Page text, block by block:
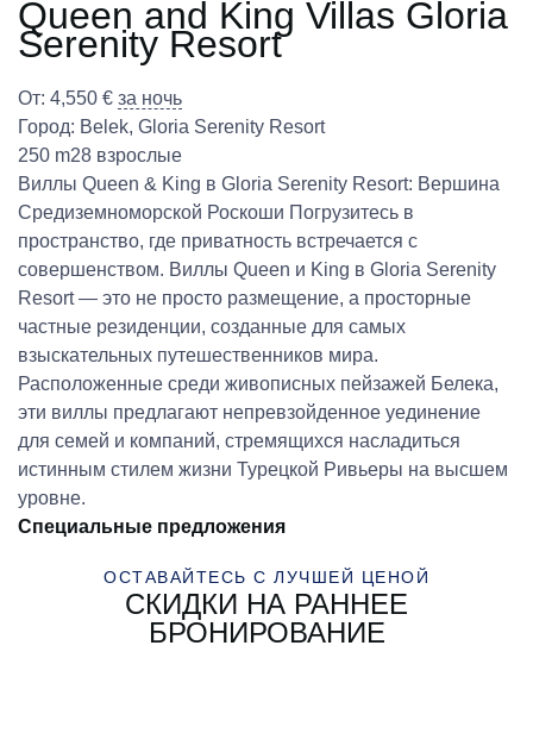
Queen and King Villas Gloria
Serenity Resort
От: 4,550 € за ночь
Город: Belek, Gloria Serenity Resort
250 m28 взрослые
Виллы Queen & King в Gloria Serenity Resort: Вершина
Средиземноморской Роскоши Погрузитесь в
пространство, где приватность встречается с
совершенством. Виллы Queen и King в Gloria Serenity
Resort — это не просто размещение, а просторные
частные резиденции, созданные для самых
взыскательных путешественников мира.
Расположенные среди живописных пейзажей Белека,
эти виллы предлагают непревзойденное уединение
для семей и компаний, стремящихся насладиться
истинным стилем жизни Турецкой Ривьеры на высшем
уровне.
Специальные предложения
ОСТАВАЙТЕСЬ С ЛУЧШЕЙ ЦЕНОЙ
СКИДКИ НА РАННЕЕ
БРОНИРОВАНИЕ